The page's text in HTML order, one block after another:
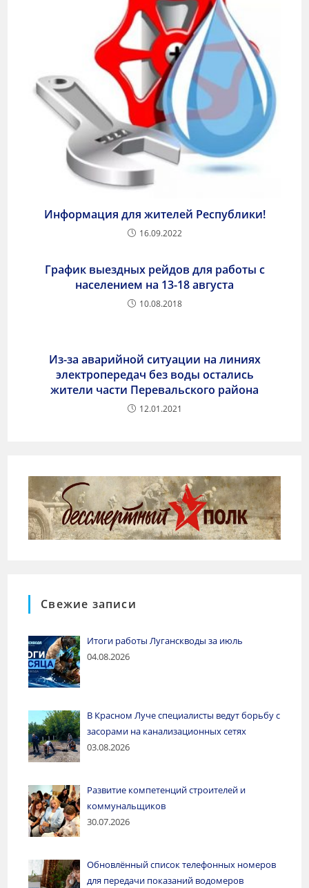
Информация для жителей Республики!
16.09.2022
График выездных рейдов для работы с
населением на 13-18 августа
10.08.2018
Из-за аварийной ситуации на линиях
электропередач без воды остались
жители части Перевальского района
12.01.2021
Свежие записи
Итоги работы Луганскводы за июль
04.08.2026
В Красном Луче специалисты ведут борьбу с
засорами на канализационных сетях
03.08.2026
Развитие компетенций строителей и
коммунальщиков
30.07.2026
Обновлённый список телефонных номеров
для передачи показаний водомеров